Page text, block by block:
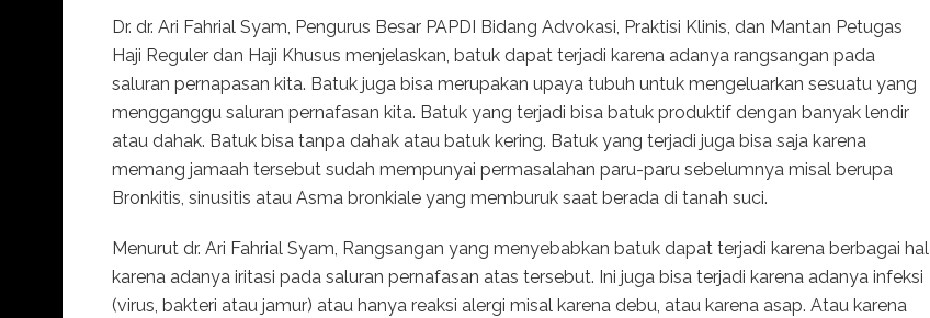
Dr. dr. Ari Fahrial Syam, Pengurus Besar PAPDI Bidang Advokasi, Praktisi Klinis, dan Mantan Petugas
Haji Reguler dan Haji Khusus menjelaskan, batuk dapat terjadi karena adanya rangsangan pada
saluran pernapasan kita. Batuk juga bisa merupakan upaya tubuh untuk mengeluarkan sesuatu yang
mengganggu saluran pernafasan kita. Batuk yang terjadi bisa batuk produktif dengan banyak lendir
atau dahak. Batuk bisa tanpa dahak atau batuk kering. Batuk yang terjadi juga bisa saja karena
memang jamaah tersebut sudah mempunyai permasalahan paru-paru sebelumnya misal berupa
Bronkitis, sinusitis atau Asma bronkiale yang memburuk saat berada di tanah suci.
Menurut dr. Ari Fahrial Syam, Rangsangan yang menyebabkan batuk dapat terjadi karena berbagai hal
karena adanya iritasi pada saluran pernafasan atas tersebut. Ini juga bisa terjadi karena adanya infeksi
(virus, bakteri atau jamur) atau hanya reaksi alergi misal karena debu, atau karena asap. Atau karena